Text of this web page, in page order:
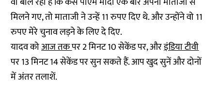
मिलने गए, तो माताजी ने उन्हें 11 रुपए दिए थे. और उन्होंने वो 11
रुपए मेरे चुनाव लड़ने के लिए दे दिए.
यादव कोआज तकपर 2 मिनट 10 सेकेंड पर, औरइंडिया टीवी
पर 13 मिनट 14 सेकेंड पर सुन सकते हैं. आप खुद सुनें और दोनों
में अंतर तलाशें.